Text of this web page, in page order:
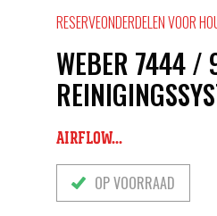
RESERVEONDERDELEN VOOR
WEBER 7444 /
AIRFLOW...
OP VOORRAAD